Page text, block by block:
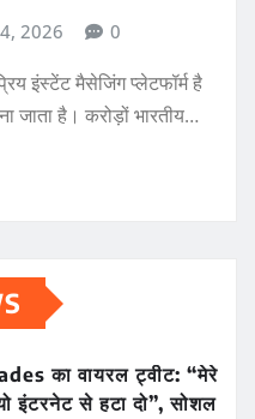
2026 0
इंस्टेंट मैसेजिंग प्लेटफॉर्म है
जाता है। करोड़ों भारतीय…
का वायरल ट्वीट: “मेरे
इंटरनेट से हटा दो”, सोशल